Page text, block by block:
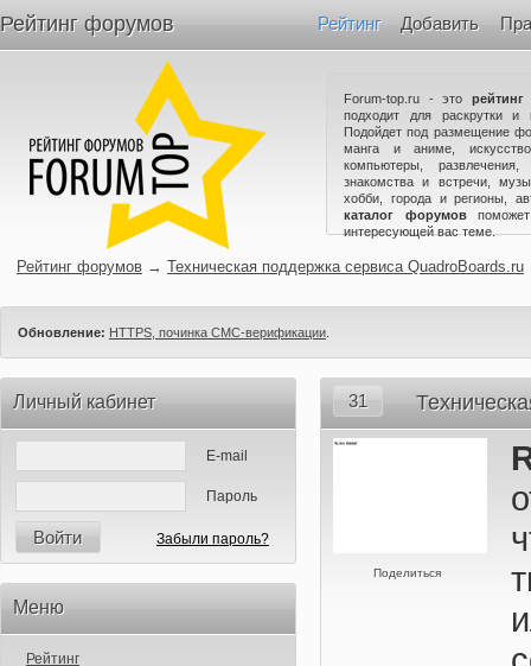
Рейтинг форумов Рейтинг Добавить
Forum-top.ru - это
подходит для раскрутки и
Подойдет под размещение
манга и аниме,
компьютеры,
знакомства и встречи,
хобби, города и регионы,
каталог форумов
интересующей вас теме.
Рейтинг форумов → Техническая поддержка сервиса QuadroBoards.ru
Обновление: HTTPS, починка СМС-верификации
Личный кабинет
E-mail
Пароль
Войти Забыли пароль?
Меню
Рейтинг
31
Поделиться